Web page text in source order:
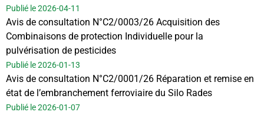
Publié le 2026-04-11
Avis de consultation N°C2/0003/26 Acquisition des
Combinaisons de protection Individuelle pour la
pulvérisation de pesticides
Publié le 2026-01-13
Avis de consultation N°C2/0001/26 Réparation et remise en
état de l’embranchement ferroviaire du Silo Rades
Publié le 2026-01-07